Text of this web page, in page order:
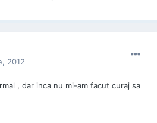
2012
, dar inca nu mi-am facut curaj sa